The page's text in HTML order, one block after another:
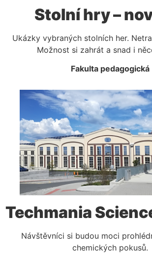
Stolní hry –
Ukázky vybraných stolních her.
Možnost si zahrát a snad i
Fakulta pedagogická
Techmania
Návštěvníci si budou moci
chemických pokusů.